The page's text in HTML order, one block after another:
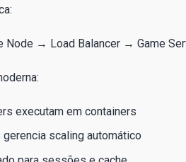
Node → Load Balancer → Game
executam em containers
gerencia scaling automático